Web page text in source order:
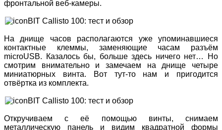
фронтальной веб-камеры.
На днище часов располагаются уже упоминавшиеся
контактные клеммы, заменяющие часам разъём
microUSB. Казалось бы, больше здесь ничего нет… Но
смотрим внимательно и замечаем на днище четыре
миниатюрных винта. Вот тут-то нам и пригодится
отвёртка из комплекта.
Откручиваем с её помощью винты, снимаем
металлическую панель и видим квадратной формы